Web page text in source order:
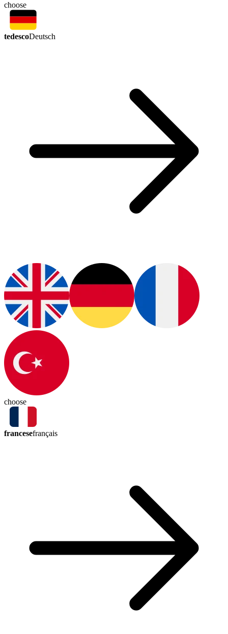
choose
tedescoDeutsch
choose
francesefrançais